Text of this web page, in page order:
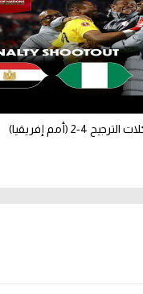
2 (أمم إفريقيا)